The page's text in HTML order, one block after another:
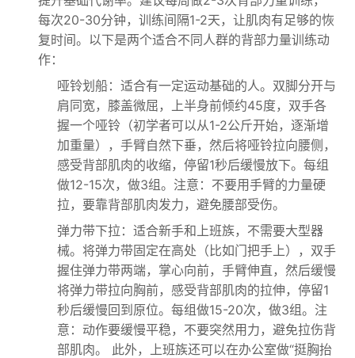
每次20-30分钟，训练间隔1-2天，让肌肉有足够的恢
复时间。以下是两个适合不同人群的背部力量训练动
作：
哑铃划船：适合有一定运动基础的人。双脚分开与
肩同宽，膝盖微屈，上半身前倾约45度，双手各
握一个哑铃（初学者可以从1-2公斤开始，逐渐增
加重量），手臂自然下垂，然后将哑铃拉向腰侧，
感受背部肌肉的收缩，停留1秒后缓慢放下。每组
做12-15次，做3组。注意：不要用手臂的力量硬
拉，要靠背部肌肉发力，避免腰部受伤。
弹力带下拉：适合新手和上班族，不需要大型器
械。将弹力带固定在高处（比如门把手上），双手
握住弹力带两端，掌心向前，手臂伸直，然后缓慢
将弹力带拉向胸前，感受背部肌肉的拉伸，停留1
秒后缓慢回到原位。每组做15-20次，做3组。注
意：动作要缓慢平稳，不要突然用力，避免拉伤背
部肌肉。 此外，上班族还可以在办公室做“挺胸抬